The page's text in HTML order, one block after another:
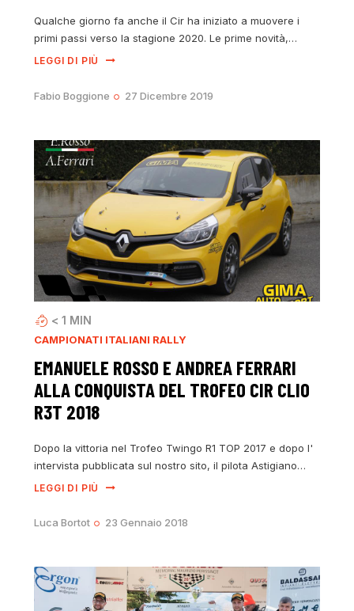
Qualche giorno fa anche il Cir ha iniziato a muovere i
primi passi verso la stagione 2020. Le prime novità,…
LEGGI DI PIÙ
Fabio Boggione 27 Dicembre 2019
< 1 MIN
CAMPIONATI ITALIANI RALLY
EMANUELE ROSSO E ANDREA FERRARI
ALLA CONQUISTA DEL TROFEO CIR CLIO
R3T 2018
Dopo la vittoria nel Trofeo Twingo R1 TOP 2017 e dopo l'
intervista pubblicata sul nostro sito, il pilota Astigiano…
LEGGI DI PIÙ
Luca Bortot 23 Gennaio 2018